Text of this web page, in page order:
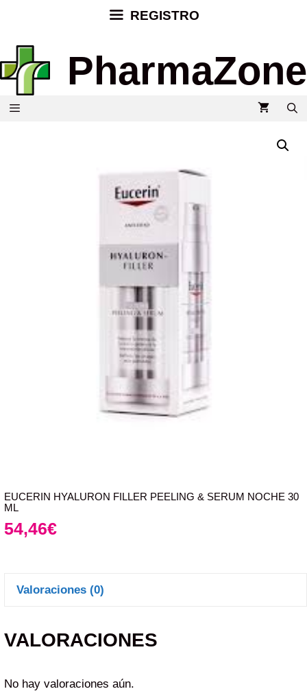
REGISTRO
PharmaZone
EUCERIN HYALURON FILLER PEELING & SERUM NOCHE 30
ML
54,46€
Valoraciones (0)
VALORACIONES
No hay valoraciones aún.